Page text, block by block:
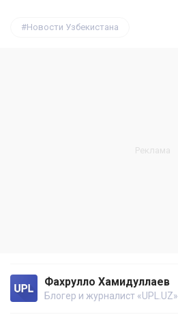
Новости Узбекистана
Фахрулло Хамидуллаев
Блогер и журналист «UPL.UZ»